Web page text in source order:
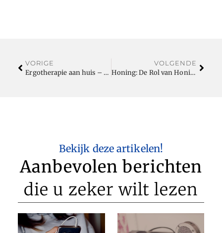
VORIGE
Ergotherapie aan huis – Praktische hulp om zelfstandig te blijven leven
VOLGENDE
Honing: De Rol van Honing in Natuurlijke Fermentatieprocessen
Bekijk deze artikelen!
Aanbevolen berichten
die u zeker wilt lezen